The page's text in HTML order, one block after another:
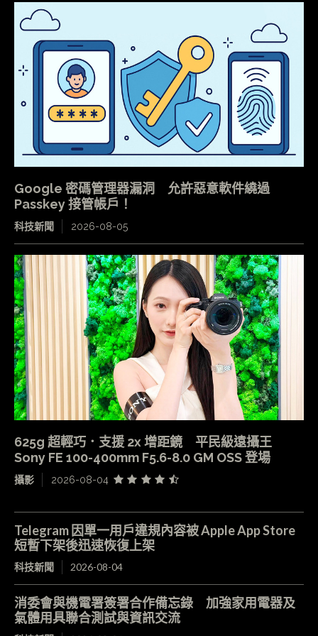
Google 密碼管理器漏洞 允許惡意軟件繞過
Passkey 接管帳戶！
科技新聞 2026-08-05
625g 超輕巧．支援 2x 增距鏡 平民級遠攝王
Sony FE 100-400mm F5.6-8.0 GM OSS 登場
攝影 2026-08-04
Telegram 因單一用戶違規內容被 Apple App Store
短暫下架後迅速恢復上架
科技新聞 2026-08-04
消委會與機電署簽署合作備忘錄 加強家用電器及
氣體用具聯合測試與資訊交流